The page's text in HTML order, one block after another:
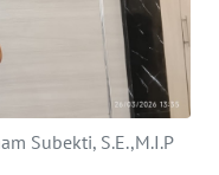
Subekti, S.E.,M.I.P